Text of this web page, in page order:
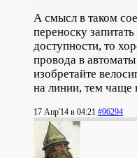
А смысл в таком
переноску
доступности, то
провода в
изобретайте
на линии, тем
17 Апр'14 в 04:21 #96294